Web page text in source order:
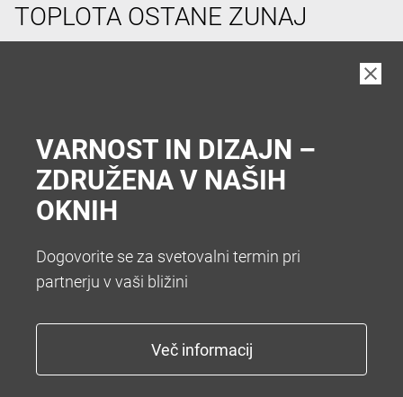
TOPLOTA OSTANE ZUNAJ
prostor v hiši. Da vam zato ni treba hoditi v klet vam
zatemnitev z roletami ali optimalno zatemnitev z
zunanjimi žaluzijami.
KONEC Z NADLEŽNIM
VARNOST IN DIZAJN –
ZDRUŽENA V NAŠIH
OKNIH
Dogovorite se za svetovalni termin pri
partnerju v vaši bližini